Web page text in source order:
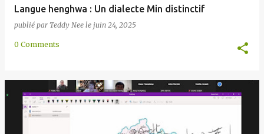
Langue henghwa : Un dialecte Min distinctif
publié par Teddy Nee le juin 24, 2025
0 Comments